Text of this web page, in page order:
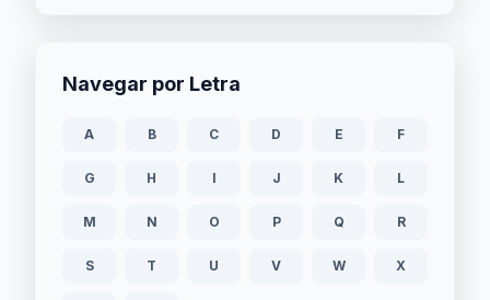
Navegar por Letra
A B C D E F
G H I J K L
M N O P Q R
S T U V W X